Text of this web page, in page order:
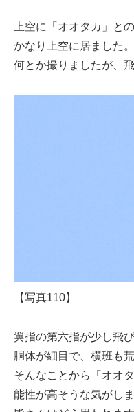
上空に「オオタカ」との
かなり上空に居ました。
何とか撮りましたが、
【写真110】
翼指の第六指が少し飛
胴体が細目で、横班も
そんなことから「オオ
能性が高そうな気がしま